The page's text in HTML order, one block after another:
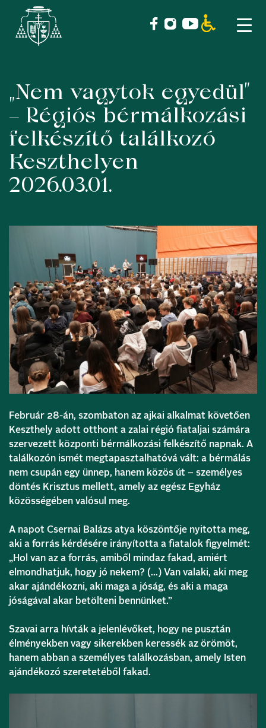
Skip
content
„Nem vagytok egyedül”
– Régiós bérmálkozási
felkészítő találkozó
Keszthelyen
2026.03.01.
Február 28-án, szombaton az ajkai alkalmat követően
Keszthely adott otthont a zalai régió fiataljai számára
szervezett központi bérmálkozási felkészítő napnak. A
találkozón ismét megtapasztalhatóvá vált: a bérmálás
nem csupán egy ünnep, hanem közös út – személyes
döntés Krisztus mellett, amely az egész Egyház
közösségében valósul meg.
A napot Csernai Balázs atya köszöntője nyitotta meg,
aki a forrás kérdésére irányította a fiatalok figyelmét:
„Hol van az a forrás, amiből mindaz fakad, amiért
elmondhatjuk, hogy jó nekem? (…) Van valaki, aki meg
akar ajándékozni, aki maga a jóság, és aki a maga
jóságával akar betölteni bennünket.”
Szavai arra hívták a jelenlévőket, hogy ne pusztán
élményekben vagy sikerekben keressék az örömöt,
hanem abban a személyes találkozásban, amely Isten
ajándékozó szeretetéből fakad.